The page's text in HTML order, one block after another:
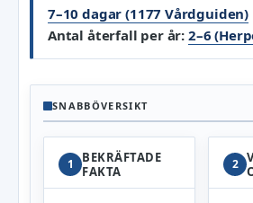
7–10 dagar (1177 Vårdguiden)
Antal återfall per år: 2–6
SNABBÖVERSIKT
1
BEKRÄFTADE
FAKTA
2